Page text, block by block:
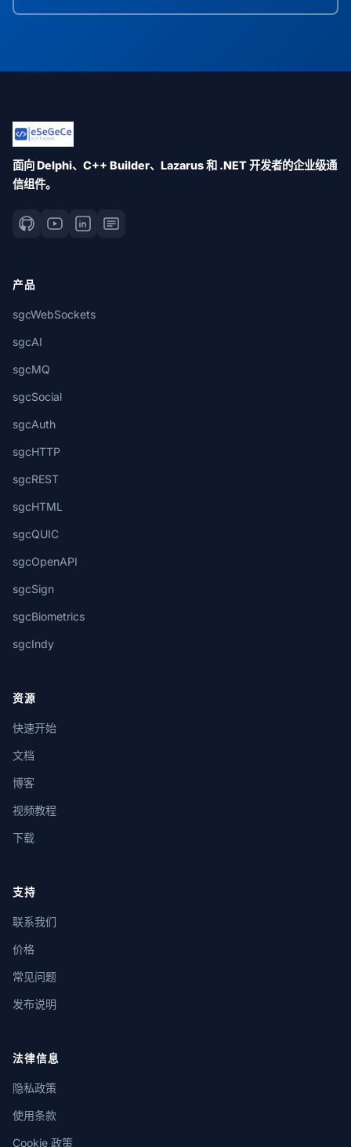
面向 Delphi、C++ Builder、Lazarus 和 .NET 开发者的企业级通
信组件。
产品
sgcWebSockets
sgcAI
sgcMQ
sgcSocial
sgcAuth
sgcHTTP
sgcREST
sgcHTML
sgcQUIC
sgcOpenAPI
sgcSign
sgcBiometrics
sgcIndy
资源
快速开始
文档
博客
视频教程
下载
支持
联系我们
价格
常见问题
发布说明
法律信息
隐私政策
使用条款
Cookie 政策